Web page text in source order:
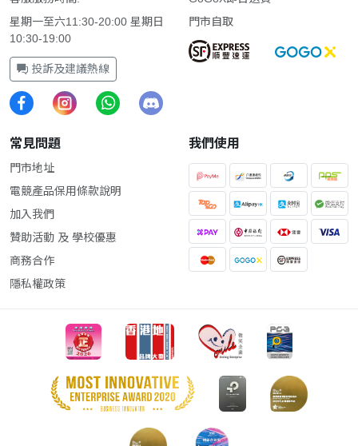
星期一至六11:30-20:00 星期日
10:30-19:00
投訴及建議熱線
門市自取
常見問題
門市地址
電競產品保用條款說明
加入我們
贊助活動 及 學校優惠
商務合作
隱私權政策
我們使用